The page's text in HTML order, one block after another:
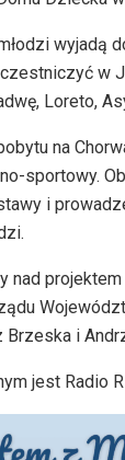
wyjadą
w
Loreto,
na
sportowy.
i
nad
Brzeska i
jest Radio